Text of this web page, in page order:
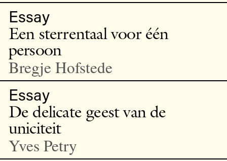
Essay
Een sterrentaal voor één
persoon
Bregje Hofstede
Essay
De delicate geest van de
uniciteit
Yves Petry